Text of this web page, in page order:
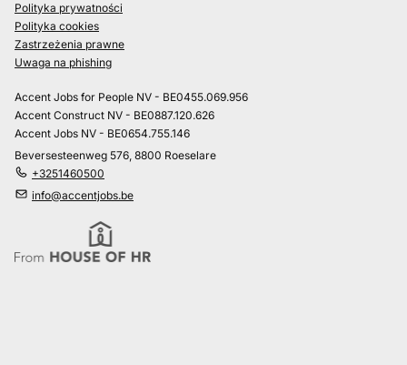
Polityka prywatności
Polityka cookies
Zastrzeżenia prawne
Uwaga na phishing
Accent Jobs for People NV - BE0455.069.956
Accent Construct NV - BE0887.120.626
Accent Jobs NV - BE0654.755.146
Beversesteenweg 576, 8800 Roeselare
+3251460500
info@accentjobs.be